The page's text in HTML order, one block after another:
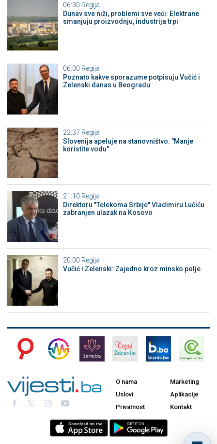
06:30 Regija
Dunav sve niži, problemi sve veći: Elektrane
smanjuju proizvodnju, industrija trpi
06:00 Regija
Poznato kakve sporazume potpisuju Vučić i
Zelenski danas u Beogradu
22:37 Regija
Slovenija apeluje na stanovništvo: "Manje
koristite vodu"
21:10 Regija
Direktoru "Telekoma Srbije" Vladimiru Lučiću
zabranjen ulazak na Kosovo
20:00 Regija
Vučić i Zelenski: Zajedno kroz minsko polje
O nama
Uslovi
Privatnost
Marketing
Aplikacije
Kontakt